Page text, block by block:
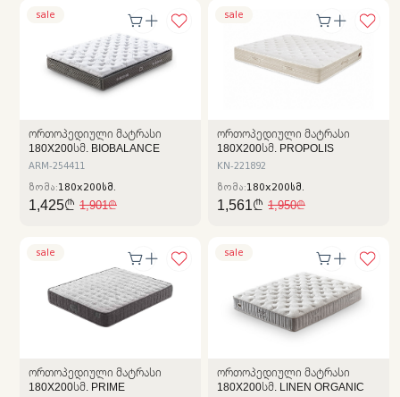
sale
ᲝᲠᲗᲝᲞᲔᲓᲘᲣᲚᲘ ᲛᲐᲢᲠᲐᲡᲘ
180X200ᲡᲛ. BIOBALANCE
ARM-254411
ზომა:180x200სმ.
1,425₾ 1,901₾
sale
ᲝᲠᲗᲝᲞᲔᲓᲘᲣᲚᲘ ᲛᲐᲢᲠᲐᲡᲘ
180X200ᲡᲛ. PROPOLIS
KN-221892
ზომა:180x200სმ.
1,561₾ 1,950₾
sale
ᲝᲠᲗᲝᲞᲔᲓᲘᲣᲚᲘ ᲛᲐᲢᲠᲐᲡᲘ
180X200ᲡᲛ. PRIME
sale
ᲝᲠᲗᲝᲞᲔᲓᲘᲣᲚᲘ ᲛᲐᲢᲠᲐᲡᲘ
180X200ᲡᲛ. LINEN ORGANIC